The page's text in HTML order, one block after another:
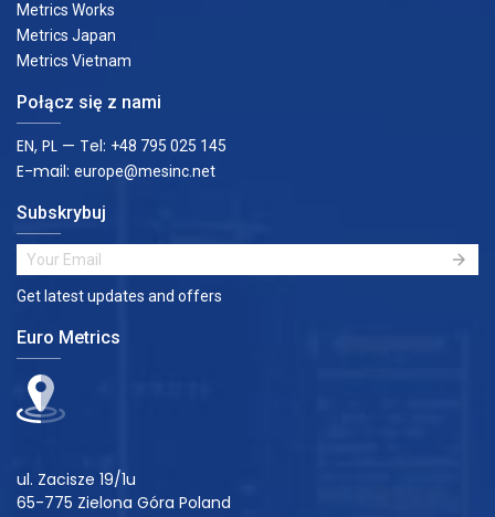
Metrics Works
Metrics Japan
Metrics Vietnam
Połącz się z nami
EN, PL — Tel: +48 795 025 145
E-mail: europe@mesinc.net
Subskrybuj
Get latest updates and offers
Euro Metrics
ul. Zacisze 19/1u
65-775 Zielona Góra Poland